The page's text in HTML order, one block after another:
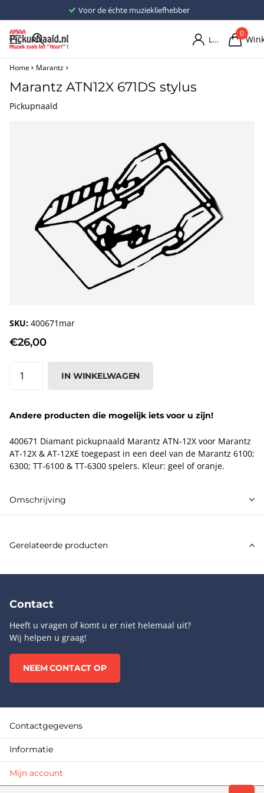
Voor de échte muziekliefhebber
Login
0
Home Marantz
Marantz ATN12X 671DS stylus
Pickupnaald
SKU: 400671mar
€26,00
IN WINKELWAGEN
Andere producten die mogelijk iets voor u zijn!
400671 Diamant pickupnaald Marantz ATN-12X voor Marantz
AT-12X & AT-12XE toegepast in een deel van de Marantz 6100;
6300; TT-6100 & TT-6300 spelers. Kleur: geel of oranje.
Omschrijving
Gerelateerde producten
Contact
Heeft u vragen of komt u er niet helemaal uit?
Wij helpen u graag!
NEEM CONTACT OP
Contactgegevens
Informatie
Mijn account